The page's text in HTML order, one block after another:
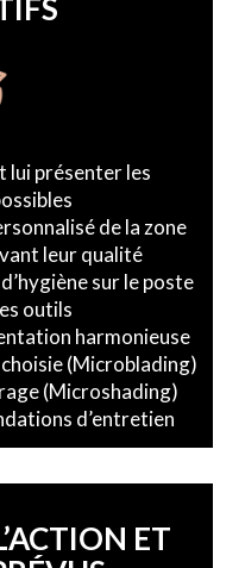
lui présenter les
de la zone
leur qualité
sur le poste
outils
harmonieuse
(Microblading)
(Microshading)
d’entretien
ET